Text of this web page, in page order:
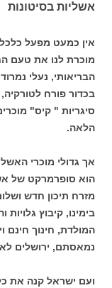
אשליות בסיטונות
אין כמעט מפעל
מוכרת לנו את טעם
הבריאותי, נעלי
בכדור פורח
סיגריות " קיס"
הלאה.
אך גדולי מוכרי
הוא סופרמרקט של
מזרח תיכון חדש
בימינו, קיבוץ
המולדת, חינוך חינם
נמאסתם, ירושלים
ועם ישראל קנה את